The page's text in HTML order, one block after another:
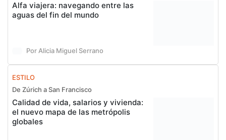
Alfa viajera: navegando entre las
aguas del fin del mundo
Por Alicia Miguel Serrano
ESTILO
De Zúrich a San Francisco
Calidad de vida, salarios y vivienda:
el nuevo mapa de las metrópolis
globales